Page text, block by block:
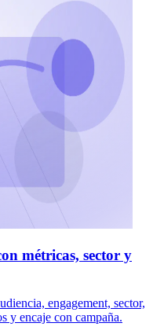
métricas, sector y
engagement, sector,
y encaje con campaña.